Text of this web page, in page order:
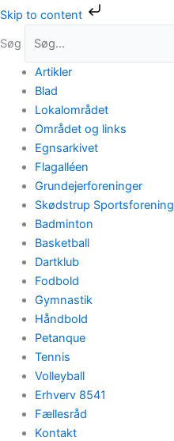
Skip to content
Gå
indholdet
Søg
Artikler
Blad
Lokalområdet
Området og links
Egnsarkivet
Flagalléen
Grundejerforeninger
Skødstrup Sportsforening
Badminton
Basketball
Dartklub
Fodbold
Gymnastik
Håndbold
Petanque
Tennis
Volleyball
Erhverv 8541
Fællesråd
Kontakt